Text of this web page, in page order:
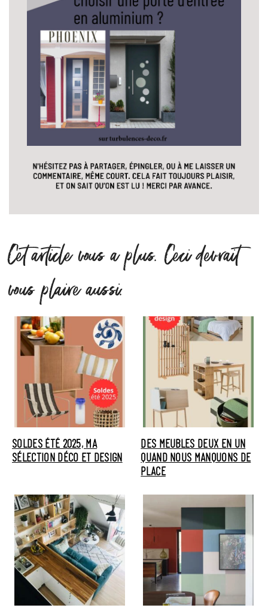
Cet article vous a plus. Ceci devrait
vous plaire aussi.
SOLDES ÉTÉ 2025, MA
SÉLECTION DÉCO ET DESIGN
DES MEUBLES DEUX EN UN
QUAND NOUS MANQUONS DE
PLACE